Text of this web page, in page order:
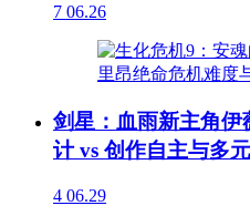
7 06.26
剑星：血雨新主角
计 vs 创作自主与多
4 06.29